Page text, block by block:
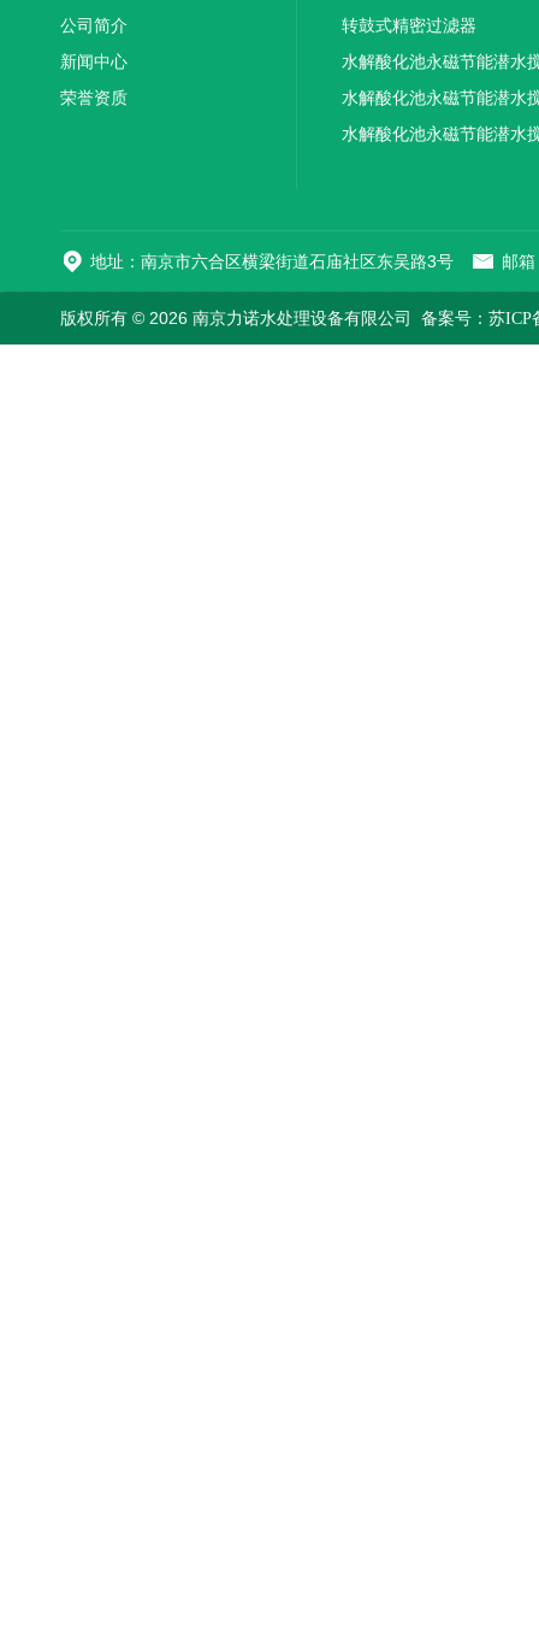
公司简介
新闻中心
荣誉资质
转鼓式精密过滤器
水解酸化池永磁节能潜水
机厂家供应
水解酸化池永磁节能潜水
机厂家直销
水解酸化池永磁节能潜水
地址：南京市六合区横梁街道石庙社区东吴路3号 邮
版权所有 © 2026 南京力诺水处理设备有限公司 备案号：苏ICP